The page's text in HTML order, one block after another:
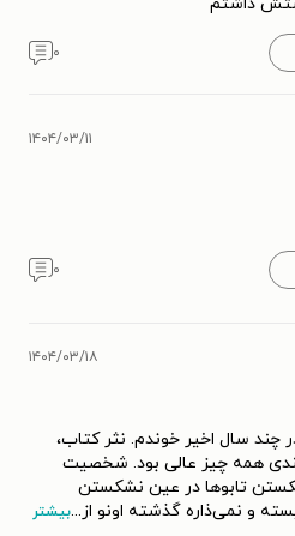
۰
۱۴۰۴/۰۳/۱۱
۰
۱۴۰۴/۰۳/۱۸
چند سال اخیر خوندم. نثر کتاب،
همه چیز عالی بود. شخصیت
تابوها در عین نشکستن
و نمی‌ذاره گذشته اونو از...بیشتر